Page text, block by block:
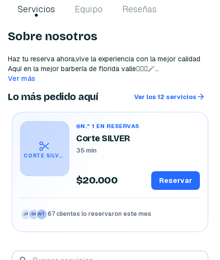
Servicios Equipo Reseñas
Sobre nosotros
Haz tu reserva ahora,vive la experiencia con la mejor calidad
Aquí en la mejor barbería de florida valle👈🏻💈🪄
Ver más
Lo más pedido aquí Ver los 12 servicios
CORTE SILVER
N.º 1 EN RESERVAS
Corte SILVER
35 min
$20.000 Reservar
JP SG NT 67 clientes lo reservaron este mes